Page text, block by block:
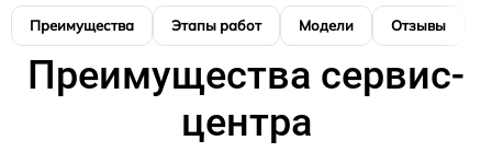
Преимущества Этапы работ Модели Отзывы
Преимущества сервис-
центра